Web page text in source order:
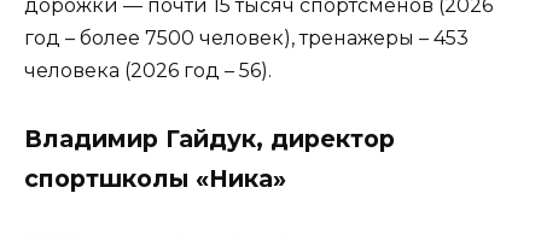
дорожки — почти 15 тысяч спортсменов (2026
год – более 7500 человек), тренажеры – 453
человека (2026 год – 56).
Владимир Гайдук, директор
спортшколы «Ника»